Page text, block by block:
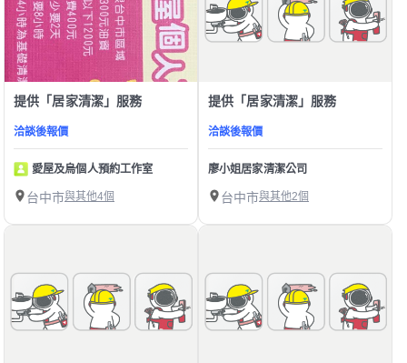
提供「居家清潔」服務
洽談後報價
愛屋及烏個人預約工作室
台中市與其他4個
提供「居家清潔」服務
洽談後報價
廖小姐居家清潔公司
台中市與其他2個